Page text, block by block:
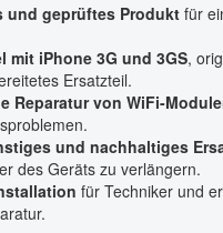
und geprüftes Produkt für
mit iPhone 3G und 3GS,
Ersatzteil.
Reparatur von WiFi-
und nachhaltiges
des Geräts zu verlängern.
für Techniker und